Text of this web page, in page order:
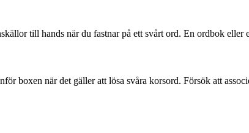
till hands när du fastnar på ett svårt ord. En ordbok
boxen när det gäller att lösa svåra korsord. Försök att